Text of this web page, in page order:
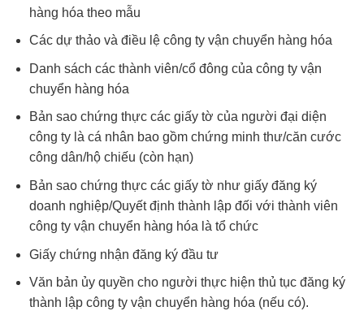
hàng hóa theo mẫu
Các dự thảo và điều lệ công ty vận chuyển hàng hóa
Danh sách các thành viên/cổ đông của công ty vận
chuyển hàng hóa
Bản sao chứng thực các giấy tờ của người đại diện
công ty là cá nhân bao gồm chứng minh thư/căn cước
công dân/hộ chiếu (còn hạn)
Bản sao chứng thực các giấy tờ như giấy đăng ký
doanh nghiệp/Quyết định thành lập đối với thành viên
công ty vận chuyển hàng hóa là tổ chức
Giấy chứng nhận đăng ký đầu tư
Văn bản ủy quyền cho người thực hiện thủ tục đăng ký
thành lập công ty vận chuyển hàng hóa (nếu có).